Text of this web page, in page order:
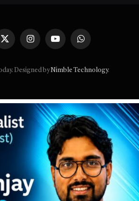
X
InstagramYouTubeWhatsApp
Designed by Nimble Technology.